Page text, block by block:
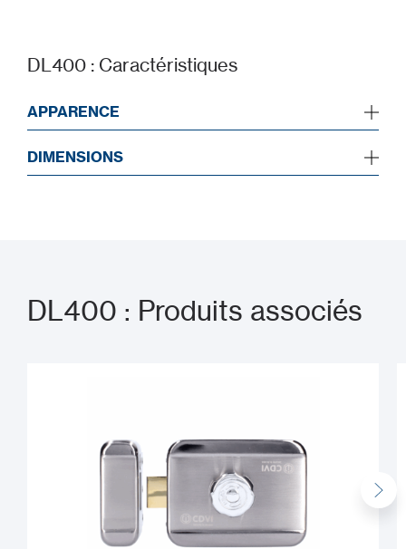
DL400 : Caractéristiques
APPARENCE
DIMENSIONS
DL400 : Produits associés